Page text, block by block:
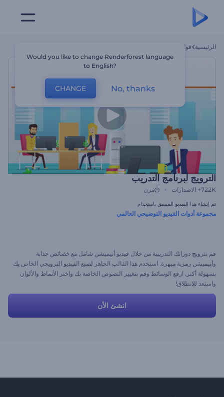
الرئيسية قوالب
الترويج لبرنامج التدريب
722K+ الاصدارات مرن
تم إنشاء هذا الفيديو المسبق باستخدام
مجموعة أدوات الفيديو التوضيحي العالمي
قم بترويج دوراتك التدريبية من خلال فيديو أنيميشن شامل مع خصائص جذابة
وأنيميشن رمزية مبهرة. استخدم هذا القالب الجاهز لصنع الفيديو الترويجي الخاص بك
بسهولة أكبر. ارفع الوسائط وقم بتغيير النصوص الخاصة بك واختر الأنماط والألوان
واستعد للانطلاق!
انشئ الأن
Would you like to change Renderforest language
to English?
CHANGE No, thanks